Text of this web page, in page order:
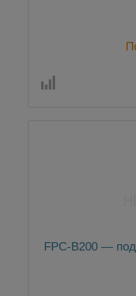
FPC-B200 —